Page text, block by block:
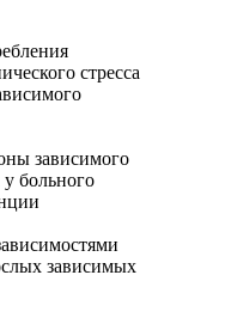
стресса
зависимого
больного
зависимых